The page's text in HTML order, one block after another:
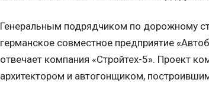
Генеральным подрядчиком по дорожному
германское совместное предприятие
отвечает компания «Стройтех-5». Проект
архитектором и автогонщиком,